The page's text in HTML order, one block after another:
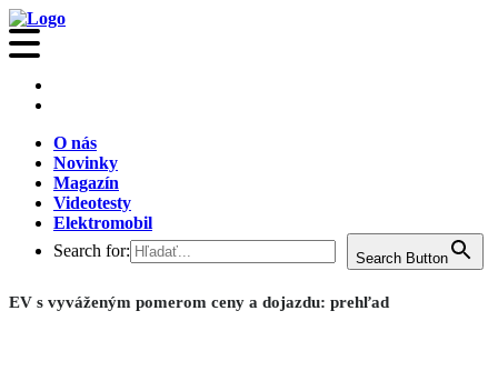
O nás
Novinky
Magazín
Videotesty
Elektromobil
Search for:
Search Button
EV s vyváženým pomerom ceny a dojazdu: prehľad